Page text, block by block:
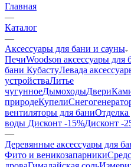
Главная
—
Каталог
—
Аксессуары для бани и сауны
ПечиWoodson аксессуары для
бани КубастуЛевада
устройстваЛитье
чугунноеДымоходыДвери
природеКупели
вентиляторы для баниОтделка
воды Дисконт -15%Дисконт -
—
Деревянные аксессуары для
Фито и веникозапарники